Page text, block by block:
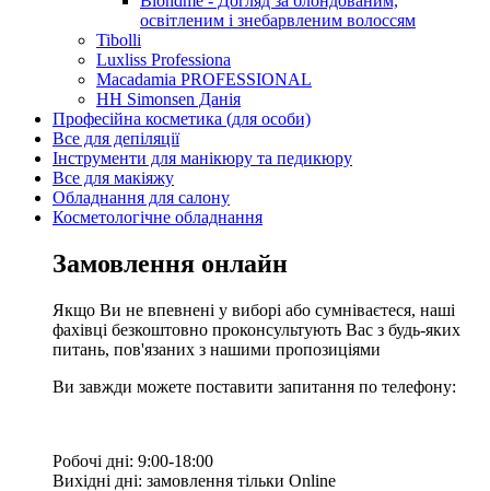
освітленим і знебарвленим волоссям
Tibolli
Luxliss Professiona
Macadamia PROFESSIONAL
HH Simonsen Данія
Професійна косметика (для особи)
Все для депіляції
Інструменти для манікюру та педикюру
Все для макіяжу
Обладнання для салону
Косметологічне обладнання
Замовлення онлайн
Якщо Ви не впевнені у виборі або сумніваєтеся, наші
фахівці безкоштовно проконсультують Вас з будь-яких
питань, пов'язаних з нашими пропозиціями
Ви завжди можете поставити запитання по телефону:
Робочі дні: 9:00-18:00
Вихідні дні: замовлення тільки Online